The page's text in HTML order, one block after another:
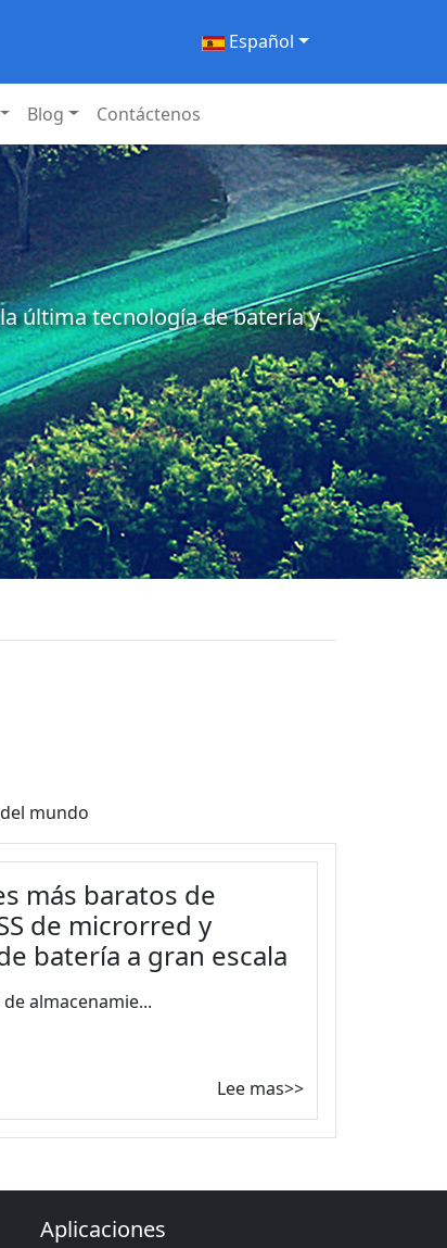
Español
Blog Contáctenos
última tecnología de batería y
mundo
más baratos de
de microrred y
batería a gran escala
almacenamie...
Lee mas>>
Aplicaciones